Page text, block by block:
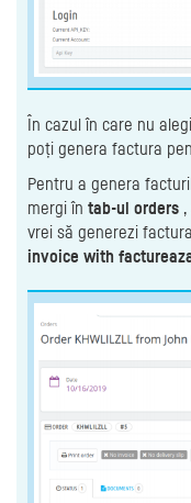
În cazul în care nu
poți genera factura
Pentru a genera
mergi în tab-ul orders
vrei să generezi
invoice with